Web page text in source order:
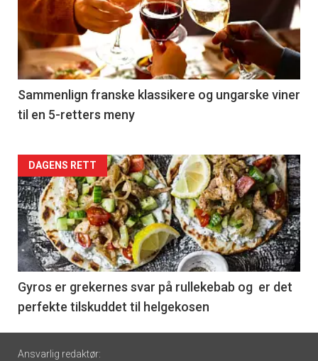
akkurat
nå
-
5
Sammenlign franske klassikere og ungarske viner
til en 5-retters meny
Forsiden
akkurat
nå
-
6
DAGENS RETT
Gyros er grekernes svar på rullekebab og er det
perfekte tilskuddet til helgekosen
Footer
Ansvarlig redaktør: